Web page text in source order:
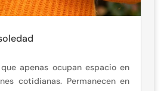
apenas ocupan espacio en
cotidianas. Permanecen en